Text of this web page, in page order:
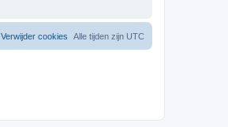
Alle tijden zijn UTC
Verwijder cookies